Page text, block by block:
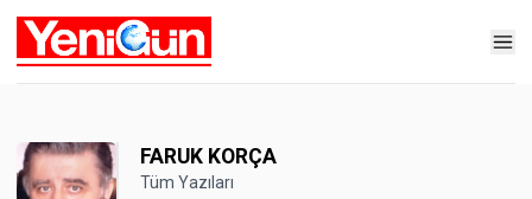
FARUK KORÇA
Tüm Yazıları